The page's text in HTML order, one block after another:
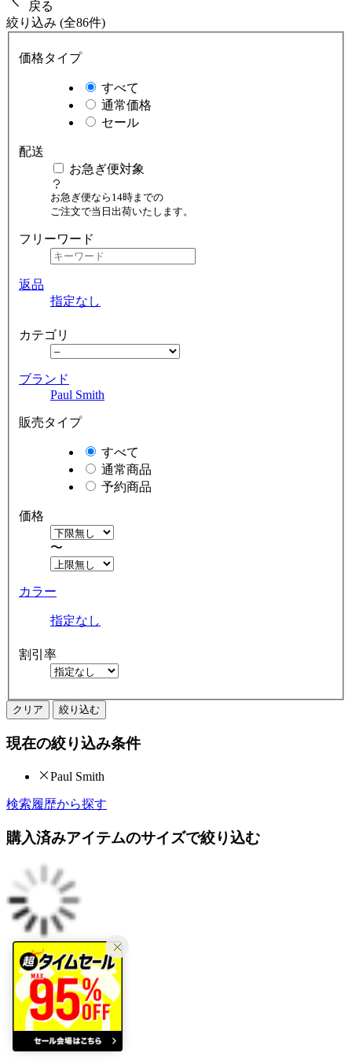
戻る
絞り込み (全86件)
価格タイプ
すべて
通常価格
セール
配送
お急ぎ便対象
お急ぎ便なら14時までの
ご注文で当日出荷いたします。
フリーワード
返品
指定なし
カテゴリ
ブランド
Paul Smith
販売タイプ
すべて
通常商品
予約商品
価格
〜
カラー
指定なし
割引率
クリア 絞り込む
現在の絞り込み条件
Paul Smith
検索履歴から探す
購入済みアイテムのサイズで絞り込む